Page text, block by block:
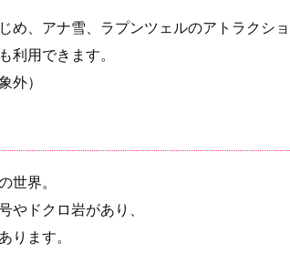
め、アナ雪、ラプンツェルのアトラクショ
利用できます。
外）
世界。
やドクロ岩があり、
ります。